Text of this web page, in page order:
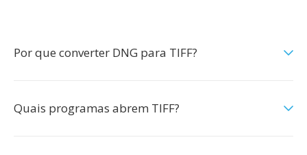
Por que converter DNG para TIFF?
Quais programas abrem TIFF?